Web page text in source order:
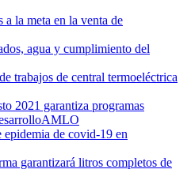
a la meta en la venta de
agua y cumplimiento del
trabajos de central termoeléctrica
2021 garantiza programas
AMLO
epidemia de covid-19 en
garantizará litros completos de